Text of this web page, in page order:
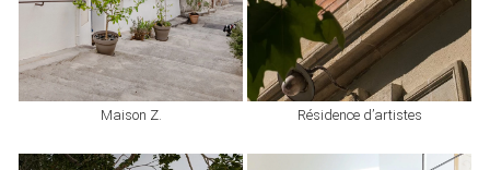
Maison Z. Résidence d’artistes